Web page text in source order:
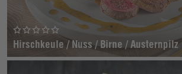
Hirschkeule / Nuss / Birne / Austernpilz